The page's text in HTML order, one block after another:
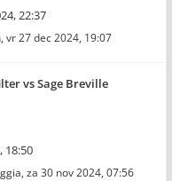
22:37
, vr 27 dec 2024, 19:07
vs Sage Breville
18:50
, za 30 nov 2024, 07:56